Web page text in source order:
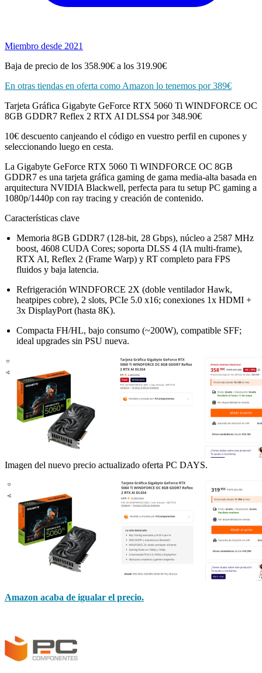
Miembro desde 2021
Baja de precio de los 358.90€ a los 319.90€
En otras tiendas en oferta como Amazon lo tenemos por 389€
Tarjeta Gráfica Gigabyte GeForce RTX 5060 Ti WINDFORCE OC
8GB GDDR7 Reflex 2 RTX AI DLSS4 por 348.90€
10€ descuento canjeando el código en vuestro perfil en cupones y
seleccionando luego en cesta.
La Gigabyte GeForce RTX 5060 Ti WINDFORCE OC 8GB
GDDR7 es una tarjeta gráfica gaming de gama media-alta basada en
arquitectura NVIDIA Blackwell, perfecta para tu setup PC gaming a
1080p/1440p con ray tracing y creación de contenido.
Características clave
Memoria 8GB GDDR7 (128-bit, 28 Gbps), núcleo a 2587 MHz
boost, 4608 CUDA Cores; soporta DLSS 4 (IA multi-frame),
RTX AI, Reflex 2 (Frame Warp) y RT completo para FPS
fluidos y baja latencia.
Refrigeración WINDFORCE 2X (doble ventilador Hawk,
heatpipes cobre), 2 slots, PCIe 5.0 x16; conexiones 1x HDMI +
3x DisplayPort (hasta 8K).
Compacta FH/HL, bajo consumo (~200W), compatible SFF;
ideal upgrades sin PSU nueva.
Imagen del nuevo precio actualizado oferta PC DAYS.
Amazon acaba de igualar el precio.